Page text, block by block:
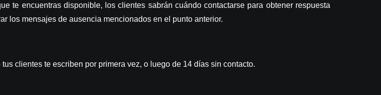
te encuentras disponible, los clientes sabrán cuándo contactarse para obtener respuesta
los mensajes de ausencia mencionados en el punto anterior.
clientes te escriben por primera vez, o luego de 14 días sin contacto.